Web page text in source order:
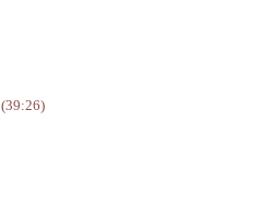
(39:26)